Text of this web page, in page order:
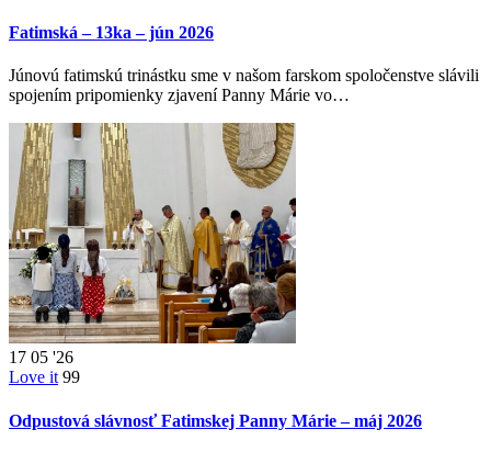
Fatimská – 13ka – jún 2026
Júnovú fatimskú trinástku sme v našom farskom spoločenstve slávili
spojením pripomienky zjavení Panny Márie vo…
17 05 '26
Love it 99
Odpustová slávnosť Fatimskej Panny Márie – máj 2026